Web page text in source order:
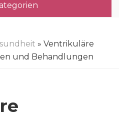
» Ventrikuläre
und Behandlungen